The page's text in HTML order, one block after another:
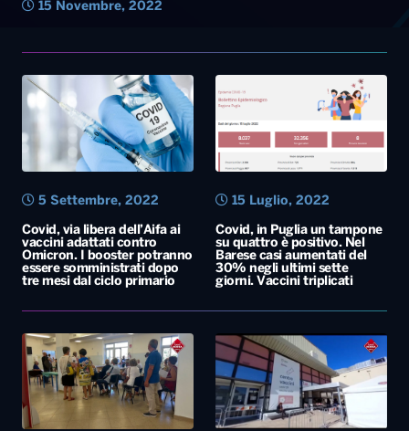
15 Novembre, 2022
Covid, via libera dell’Aifa ai
vaccini adattati contro
Omicron. I booster potranno
essere somministrati dopo
tre mesi dal ciclo primario
5 Settembre, 2022
Covid, in Puglia un tampone
su quattro è positivo. Nel
Barese casi aumentati del
30% negli ultimi sette
giorni. Vaccini triplicati
15 Luglio, 2022